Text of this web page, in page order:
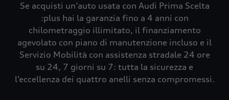
Se acquisti un’auto usata con Audi Prima Scelta
:plus hai la garanzia fino a 4 anni con
chilometraggio illimitato, il finanziamento
agevolato con piano di manutenzione incluso e il
Servizio Mobilità con assistenza stradale 24 ore
su 24, 7 giorni su 7: tutta la sicurezza e
l’eccellenza dei quattro anelli senza compromessi.